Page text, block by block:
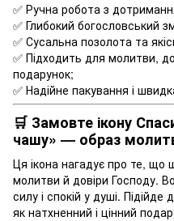
✅ Ручна робота з
✅ Глибокий богословський
✅ Сусальна позолота та
✅ Підходить для молитви,
подарунок;
✅ Надійне пакування і
🛒 Замовте ікону
чашу» — образ
Ця ікона нагадує про те, що
молитви й довіри Господу.
силу і спокій у душі.
як натхненний і цінний